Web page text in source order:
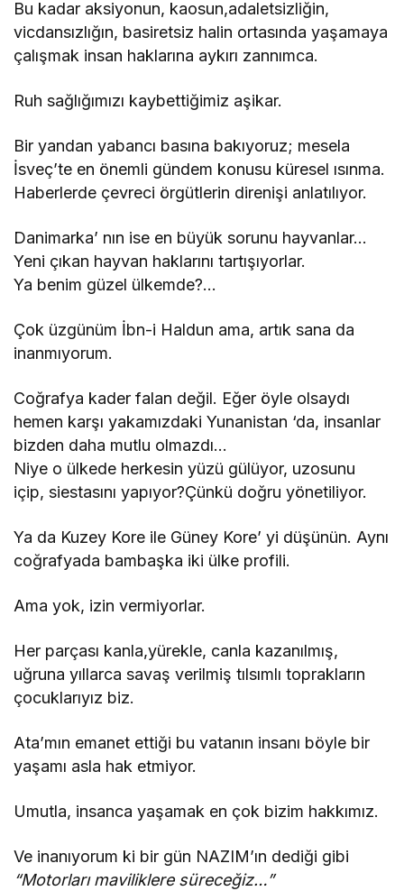
Bu kadar aksiyonun, kaosun,adaletsizliğin,
vicdansızlığın, basiretsiz halin ortasında yaşamaya
çalışmak insan haklarına aykırı zannımca.
Ruh sağlığımızı kaybettiğimiz aşikar.
Bir yandan yabancı basına bakıyoruz; mesela
İsveç’te en önemli gündem konusu küresel ısınma.
Haberlerde çevreci örgütlerin direnişi anlatılıyor.
Danimarka’ nın ise en büyük sorunu hayvanlar…
Yeni çıkan hayvan haklarını tartışıyorlar.
Ya benim güzel ülkemde?…
Çok üzgünüm İbn-i Haldun ama, artık sana da
inanmıyorum.
Coğrafya kader falan değil. Eğer öyle olsaydı
hemen karşı yakamızdaki Yunanistan ‘da, insanlar
bizden daha mutlu olmazdı…
Niye o ülkede herkesin yüzü gülüyor, uzosunu
içip, siestasını yapıyor?Çünkü doğru yönetiliyor.
Ya da Kuzey Kore ile Güney Kore’ yi düşünün. Aynı
coğrafyada bambaşka iki ülke profili.
Ama yok, izin vermiyorlar.
Her parçası kanla,yürekle, canla kazanılmış,
uğruna yıllarca savaş verilmiş tılsımlı toprakların
çocuklarıyız biz.
Ata’mın emanet ettiği bu vatanın insanı böyle bir
yaşamı asla hak etmiyor.
Umutla, insanca yaşamak en çok bizim hakkımız.
Ve inanıyorum ki bir gün NAZIM’ın dediği gibi
“Motorları maviliklere süreceğiz…”